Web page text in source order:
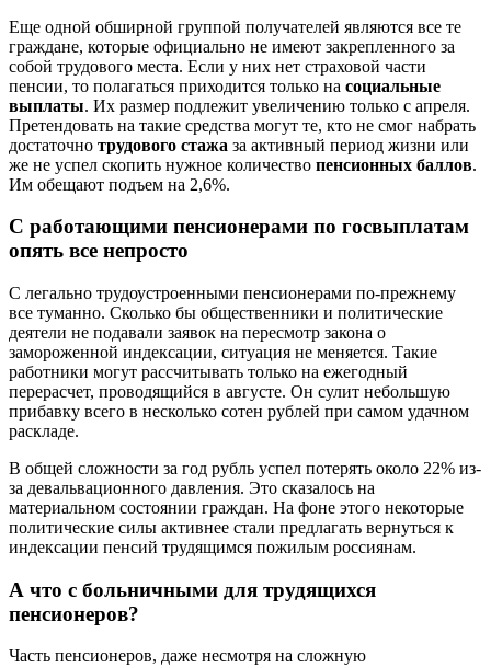
Еще одной обширной группой получателей являются все те
граждане, которые официально не имеют закрепленного за
собой трудового места. Если у них нет страховой части
пенсии, то полагаться приходится только на социальные
выплаты. Их размер подлежит увеличению только с апреля.
Претендовать на такие средства могут те, кто не смог набрать
достаточно трудового стажа за активный период жизни или
же не успел скопить нужное количество пенсионных баллов.
Им обещают подъем на 2,6%.
С работающими пенсионерами по госвыплатам
опять все непросто
С легально трудоустроенными пенсионерами по-прежнему
все туманно. Сколько бы общественники и политические
деятели не подавали заявок на пересмотр закона о
замороженной индексации, ситуация не меняется. Такие
работники могут рассчитывать только на ежегодный
перерасчет, проводящийся в августе. Он сулит небольшую
прибавку всего в несколько сотен рублей при самом удачном
раскладе.
В общей сложности за год рубль успел потерять около 22% из-
за девальвационного давления. Это сказалось на
материальном состоянии граждан. На фоне этого некоторые
политические силы активнее стали предлагать вернуться к
индексации пенсий трудящимся пожилым россиянам.
А что с больничными для трудящихся
пенсионеров?
Часть пенсионеров, даже несмотря на сложную